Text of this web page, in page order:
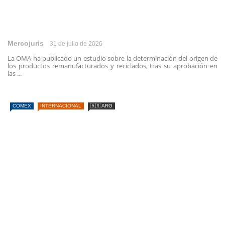
Mercojuris 31 de julio de 2026
La OMA ha publicado un estudio sobre la determinación del origen de
los productos remanufacturados y reciclados, tras su aprobación en
las ...
COMEX INTERNACIONAL 🇦🇷 ARG